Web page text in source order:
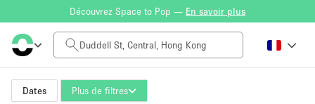
Découvrez Space to Pop — En savoir plus
Dates Plus de filtres
Tarif à la journée
HK$0